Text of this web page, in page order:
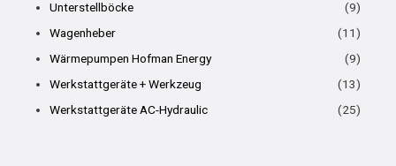
Unterstellböcke
(9)
Wagenheber
(11)
Wärmepumpen Hofman Energy
(9)
Werkstattgeräte + Werkzeug
(13)
Werkstattgeräte AC-Hydraulic
(25)